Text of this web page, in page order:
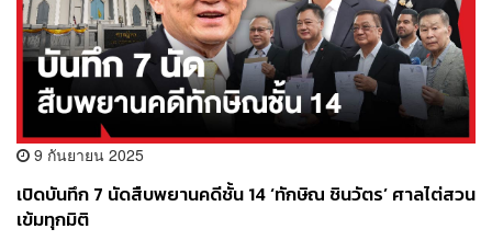
9 กันยายน 2025
เปิดบันทึก 7 นัดสืบพยานคดีชั้น 14 ‘ทักษิณ ชินวัตร’ ศาลไต่สวน
เข้มทุกมิติ